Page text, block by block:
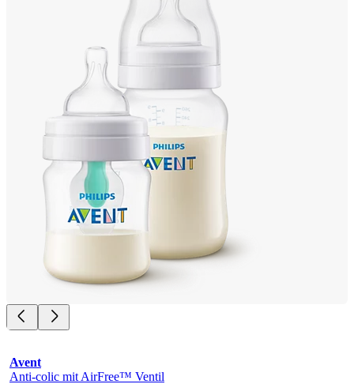
Avent
Anti-colic mit AirFree™ Ventil